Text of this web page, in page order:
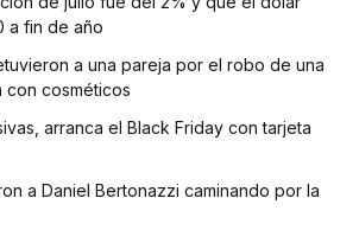
a fin de año
a una pareja por el robo de una
con cosméticos
arranca el Black Friday con tarjeta
a Daniel Bertonazzi caminando por la